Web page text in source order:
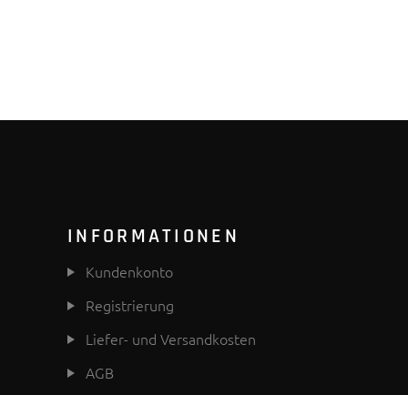
INFORMATIONEN
Kundenkonto
Registrierung
Liefer- und Versandkosten
AGB